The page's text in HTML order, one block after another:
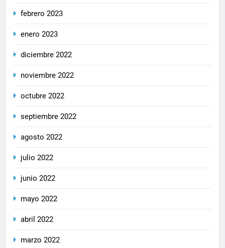
febrero 2023
enero 2023
diciembre 2022
noviembre 2022
octubre 2022
septiembre 2022
agosto 2022
julio 2022
junio 2022
mayo 2022
abril 2022
marzo 2022